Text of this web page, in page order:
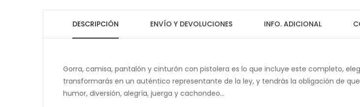
DESCRIPCIÓN ENVÍO Y DEVOLUCIONES INFO. ADICIONAL
Gorra, camisa, pantalón y cinturón con pistolera es lo que incluye este completo,
transformarás en un auténtico representante de la ley, y tendrás la obligación de
humor, diversión, alegría, juerga y cachondeo...